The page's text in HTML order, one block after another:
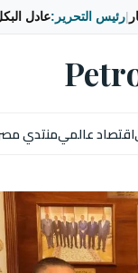
رئيس التحرير:عادل
اقتصاد عالميمنتدي